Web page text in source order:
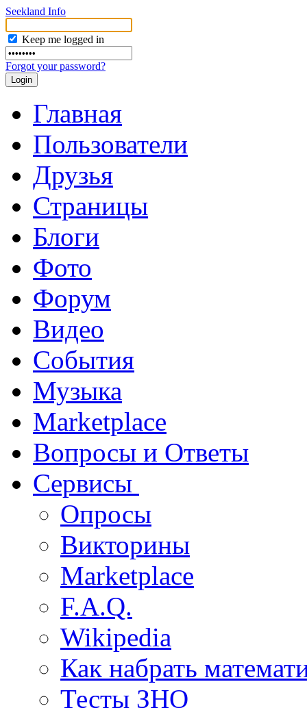
Seekland Info
Keep me logged in
Forgot your password?
Главная
Пользователи
Друзья
Страницы
Блоги
Фото
Форум
Видео
События
Музыка
Marketplace
Вопросы и Ответы
Сервисы
Опросы
Викторины
Marketplace
F.A.Q.
Wikipedia
Как набрать
Тесты ЗНО